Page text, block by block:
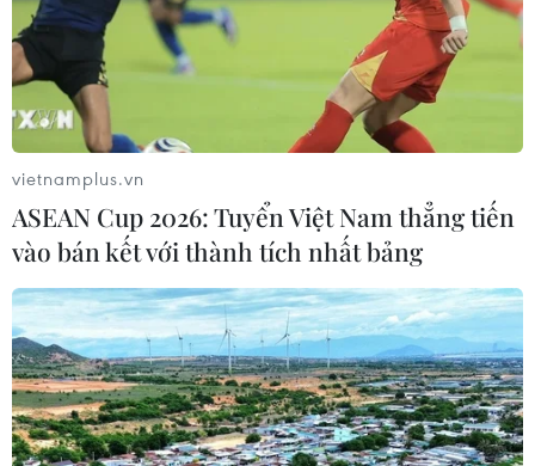
vietnamplus.vn
ASEAN Cup 2026: Tuyển Việt Nam thẳng tiến
vào bán kết với thành tích nhất bảng